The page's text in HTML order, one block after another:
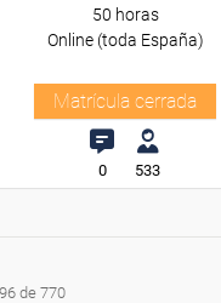
50 horas
Online (toda España)
Matrícula cerrada
0 533
de 770